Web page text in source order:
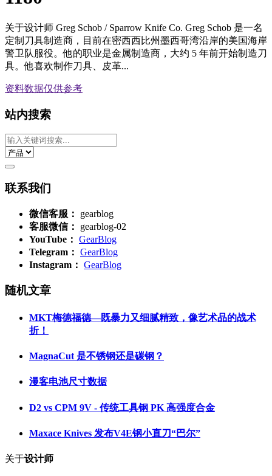
关于设计师 Greg Schob / Sparrow Knife Co. Greg Schob 是一名
定制刀具制造商，目前在密西西比州墨西哥湾沿岸的美国海岸
警卫队服役。他的职业是金属制造商，大约 5 年前开始制造刀
具。他喜欢制作刀具、皮革...
资料数据仅供参考
站内搜索
联系我们
微信客服：
gearblog
客服微信：
gearblog-02
YouTube： GearBlog
Telegram： GearBlog
Instagram： GearBlog
随机文章
MKT梅德福德—既暴力又细腻精致，像艺术品的战术
折！
MagnaCut 是不锈钢还是碳钢？
漫客电池尺寸数据
D2 vs CPM 9V - 传统工具钢 PK 高强度合金
Maxace Knives 发布V4E钢小直刀“巴尔”
关于设计师